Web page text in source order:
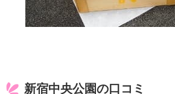
新宿中央公園の口コミ